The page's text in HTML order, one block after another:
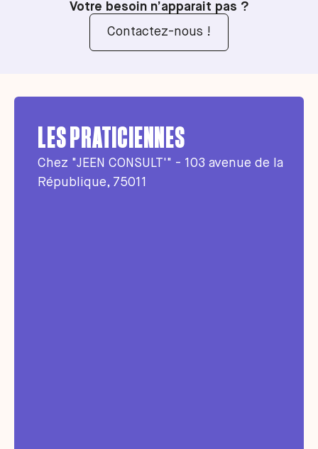
Votre besoin n’apparait pas ?
Contactez-nous !
LES PRATICIENNES
Chez "JEEN CONSULT'" - 103 avenue de la
République, 75011